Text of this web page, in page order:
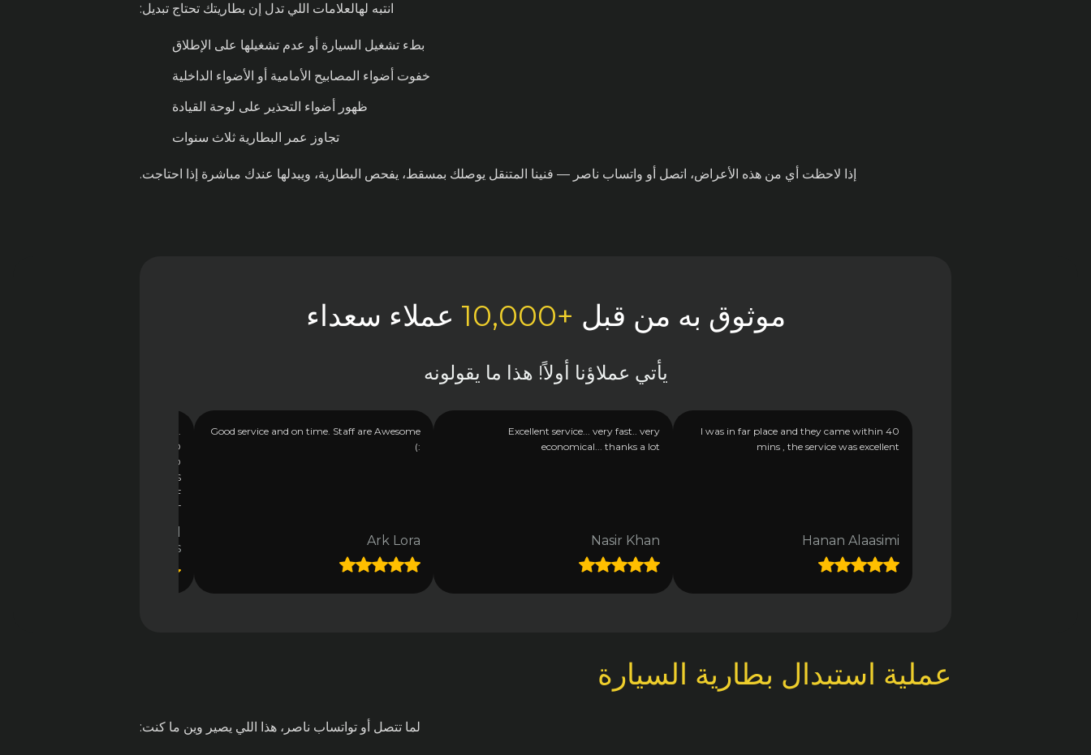
انتبه لهالعلامات اللي تدل إن بطاريتك تحتاج تبديل:
بطء تشغيل السيارة أو عدم تشغيلها على الإطلاق
خفوت أضواء المصابيح الأمامية أو الأضواء الداخلية
ظهور أضواء التحذير على لوحة القيادة
تجاوز عمر البطارية ثلاث سنوات
إذا لاحظت أي من هذه الأعراض، اتصل أو واتساب ناصر — فنينا المتنقل يوصلك بمسقط، يفحص البطارية، ويبدلها عندك مباشرة إذا احتاجت.
موثوق به من قبل +10,000 عملاء سعداء
يأتي عملاؤنا أولاً! هذا ما يقولونه
I was in far place and they came within 40
mins , the service was excellent
Hanan Alaasimi
Excellent service... very fast.. very
economical... thanks a lot
Nasir Khan
Good service and on time. Staff are Awesome
:)
Ark Lora
WANTED SERVICE HERE IN OMAN.
SUPER PROFESSIONAL TEAM AND
WISH THEM GOOD LUCK AND
TO SEE THEM GROW AND WE AS
GET THE BEST IN TERMS OF
VALUE, SERVICE AND TRUST.
Dioramas
عملية استبدال بطارية السيارة
لما تتصل أو تواتساب ناصر، هذا اللي يصير وين ما كنت: